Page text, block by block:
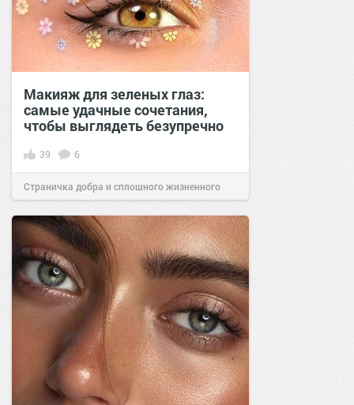
Макияж для зеленых глаз:
самые удачные сочетания,
чтобы выглядеть безупречно
39 6
Страничка добра и сплошного жизненного
позитива!12:0018 янв 2021